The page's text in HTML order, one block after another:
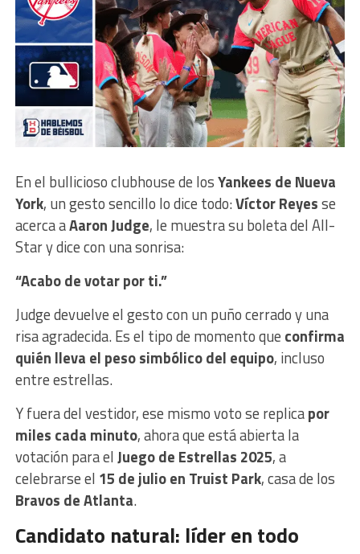
En el bullicioso clubhouse de losYankees de Nueva
York, un gesto sencillo lo dice todo:Víctor Reyesse
acerca aAaron Judge, le muestra su boleta del All-
Star y dice con una sonrisa:
“Acabo de votar por ti.”
Judge devuelve el gesto con un puño cerrado y una
risa agradecida. Es el tipo de momento que confirma
quién lleva el peso simbólico del equipo, incluso
entre estrellas.
Y fuera del vestidor, ese mismo voto se replicapor
miles cada minuto, ahora que está abierta la
votación para elJuego de Estrellas 2025, a
celebrarse el 15 de julio en Truist Park, casa de los
Bravos de Atlanta.
Candidato natural: líder en todo